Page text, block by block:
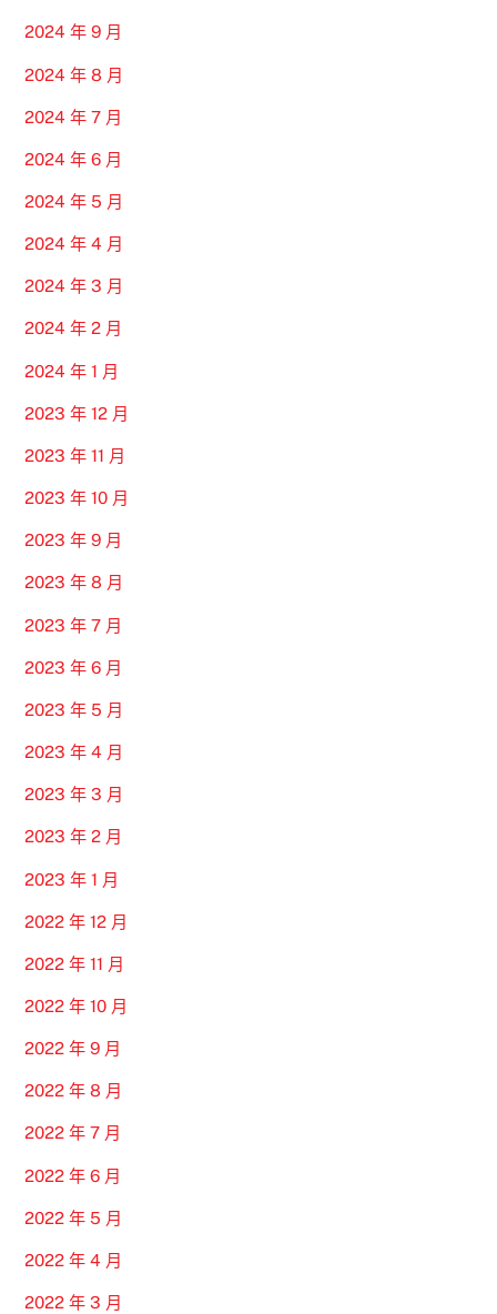
2024 年 9 月
2024 年 8 月
2024 年 7 月
2024 年 6 月
2024 年 5 月
2024 年 4 月
2024 年 3 月
2024 年 2 月
2024 年 1 月
2023 年 12 月
2023 年 11 月
2023 年 10 月
2023 年 9 月
2023 年 8 月
2023 年 7 月
2023 年 6 月
2023 年 5 月
2023 年 4 月
2023 年 3 月
2023 年 2 月
2023 年 1 月
2022 年 12 月
2022 年 11 月
2022 年 10 月
2022 年 9 月
2022 年 8 月
2022 年 7 月
2022 年 6 月
2022 年 5 月
2022 年 4 月
2022 年 3 月